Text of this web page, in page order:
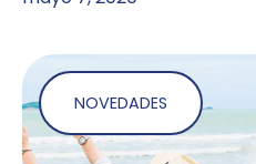
NOVEDADES